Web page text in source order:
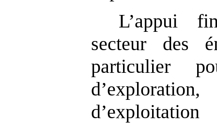
L’appui
secteur des
particulier